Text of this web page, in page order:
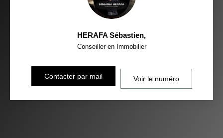
HERAFA Sébastien,
Conseiller en Immobilier
Contacter par mail Voir le numéro